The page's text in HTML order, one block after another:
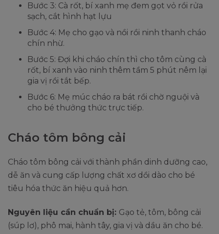
Bước 3: Cà rốt, bí xanh mẹ đem gọt vỏ rồi rửa
sạch, cắt hình hạt lựu
Bước 4: Mẹ cho gạo và nồi rồi ninh thanh cháo
chín nhừ.
Bước 5: Đợi khi cháo chín thì cho tôm cùng cà
rốt, bí xanh vào ninh thêm tầm 5 phút nêm lại
gia vị rồi tắt bếp.
Bước 6: Mẹ múc cháo ra bát rồi chờ nguội và
cho bé thưởng thức trực tiếp.
Cháo tôm bông cải
Cháo tôm bông cải với thành phần dinh dưỡng cao,
dễ ăn và cung cấp lượng chất xơ dồi dào cho bé
tiêu hóa thức ăn hiệu quả hơn.
Nguyên liệu cần chuẩn bị: Gạo tẻ, tôm, bông cải
(súp lơ), phô mai, hành tây, gia vị và dầu ăn cho bé.